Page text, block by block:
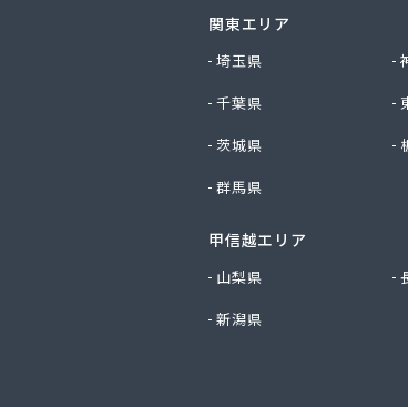
関東エリア
埼玉県
千葉県
茨城県
群馬県
甲信越エリア
山梨県
新潟県